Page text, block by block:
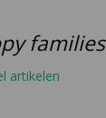
families
artikelen